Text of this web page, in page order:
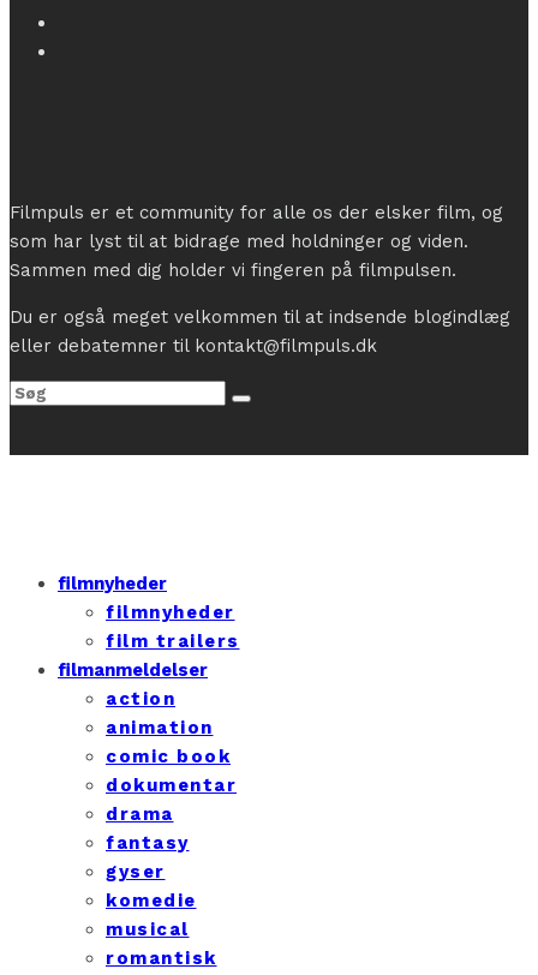
Filmpuls er et community for alle os der elsker film, og
som har lyst til at bidrage med holdninger og viden.
Sammen med dig holder vi fingeren på filmpulsen.
Du er også meget velkommen til at indsende blogindlæg
eller debatemner til kontakt@filmpuls.dk
filmnyheder
filmnyheder
film trailers
filmanmeldelser
action
animation
comic book
dokumentar
drama
fantasy
gyser
komedie
musical
romantisk